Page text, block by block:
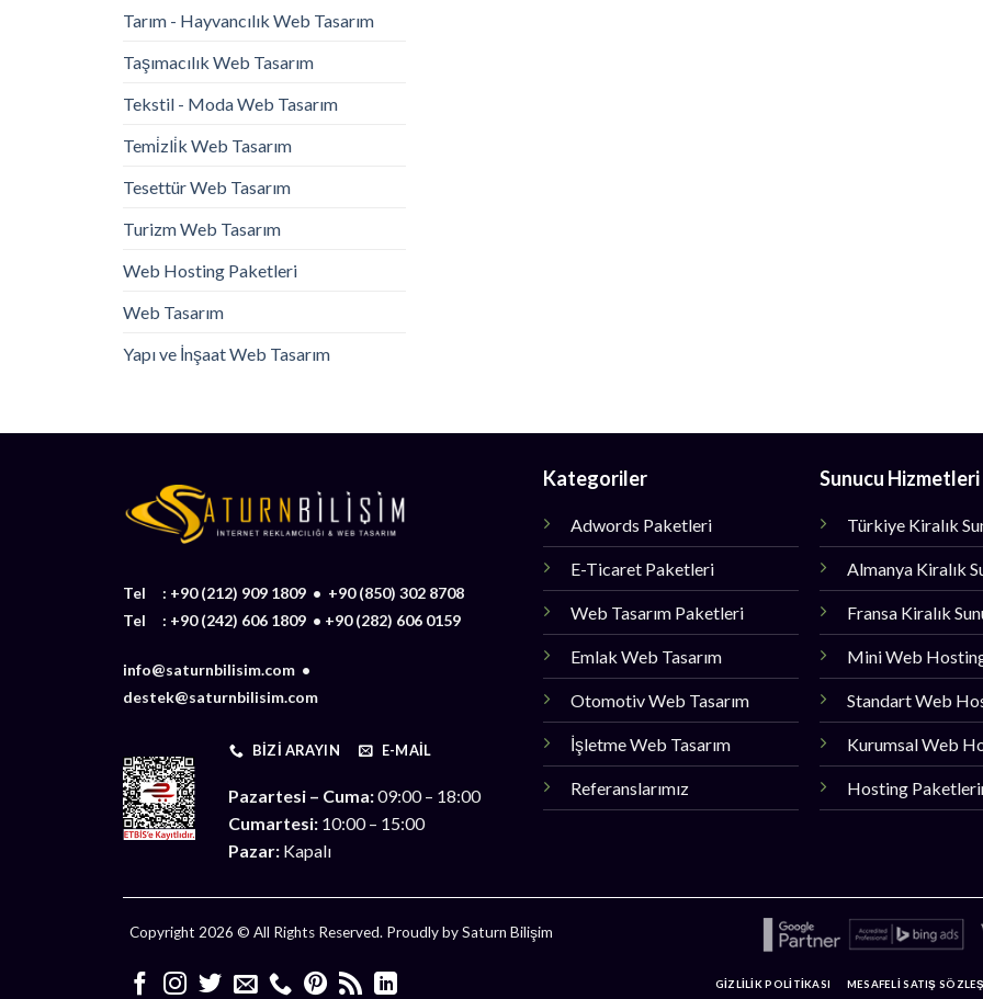
Tarım - Hayvancılık Web Tasarım
Taşımacılık Web Tasarım
Tekstil - Moda Web Tasarım
Temi̇zli̇k Web Tasarım
Tesettür Web Tasarım
Turizm Web Tasarım
Web Hosting Paketleri
Web Tasarım
Yapı ve İnşaat Web Tasarım
Tel : +90 (212) 909 1809 • +90 (850) 302 8708
Tel : +90 (242) 606 1809 • +90 (282) 606 0159
info@saturnbilisim.com •
destek@saturnbilisim.com
BIZI ARAYIN E-MAIL
Pazartesi – Cuma:09:00 – 18:00
Cumartesi:10:00 – 15:00
Pazar:Kapalı
Kategoriler
Adwords Paketleri
E-Ticaret Paketleri
Web Tasarım Paketleri
Emlak Web Tasarım
Otomotiv Web Tasarım
İşletme Web Tasarım
Referanslarımız
Sunucu Hizmetleri
Türkiye Kiralık
Almanya Kiralık
Fransa Kiralık
Mini Web
Standart Web
Kurumsal Web
Hosting
Copyright 2026 © All Rights Reserved. Proudly by Saturn Bilişim
GİZLİLİK POLİTİKASI MESAFELİ SATIŞ